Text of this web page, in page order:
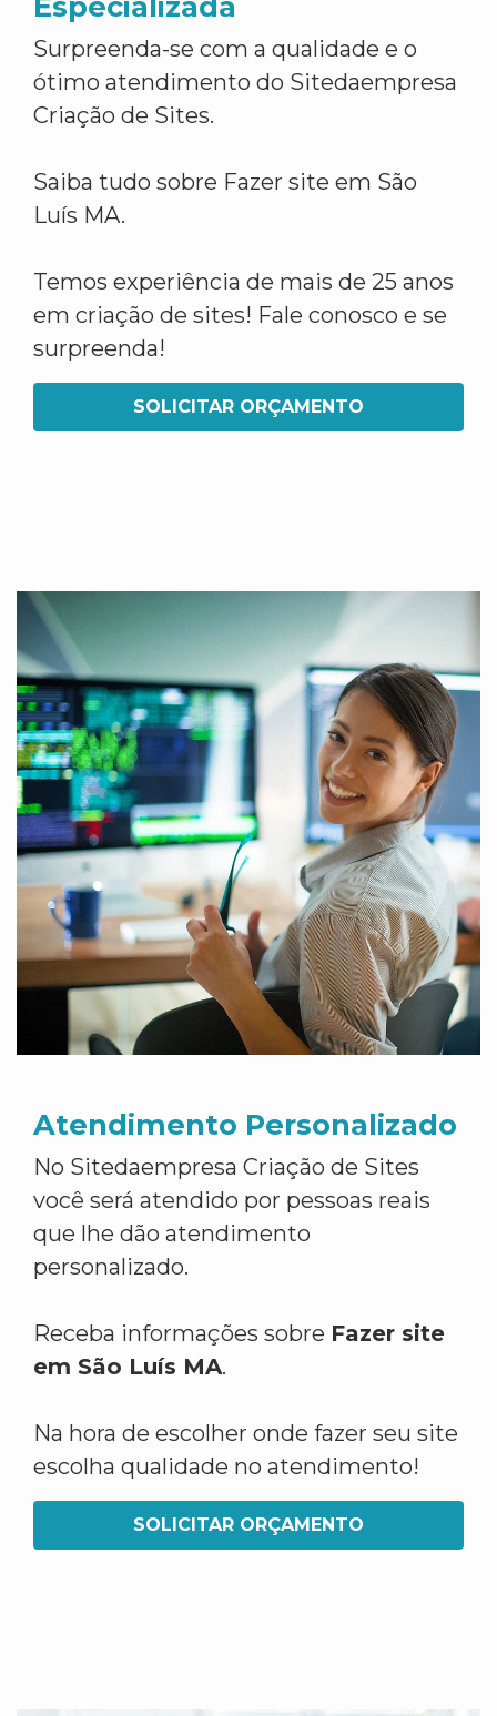
Surpreenda-se com a qualidade e o
ótimo atendimento do Sitedaempresa
Criação de Sites.
Saiba tudo sobre Fazer site em São
Luís MA.
Temos experiência de mais de 25 anos
em criação de sites! Fale conosco e se
surpreenda!
SOLICITAR ORÇAMENTO
Atendimento Personalizado
No Sitedaempresa Criação de Sites
você será atendido por pessoas reais
que lhe dão atendimento
personalizado.
Receba informações sobre Fazer site
em São Luís MA.
Na hora de escolher onde fazer seu site
escolha qualidade no atendimento!
SOLICITAR ORÇAMENTO